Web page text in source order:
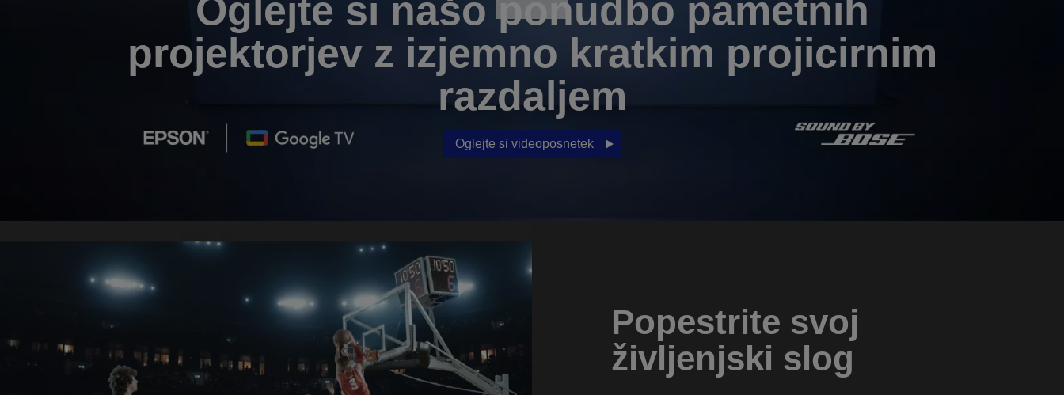
Oglejte si našo ponudbo pametnih
projektorjev z izjemno kratkim projicirnim
razdaljem
Oglejte si videoposnetek
Popestrite svoj
življenjski slog